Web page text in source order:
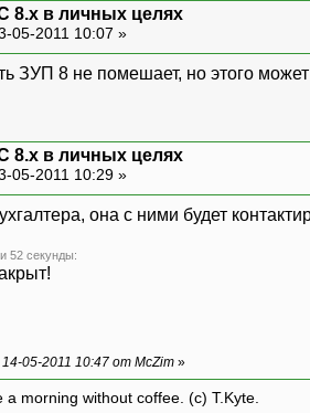
8.x в личных целях
05-2011 10:07 »
ЗУП 8 не помешает, но этого
8.x в личных целях
05-2011 10:29 »
она с ними будет
52 секунды:
05-2011 10:47 от McZim »
morning without coffee. (c) T.Kyte.